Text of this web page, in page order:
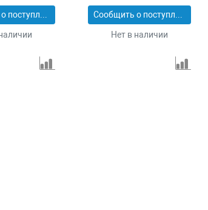
Сообщить о поступлении Сообщить о поступлении
Нет в наличии